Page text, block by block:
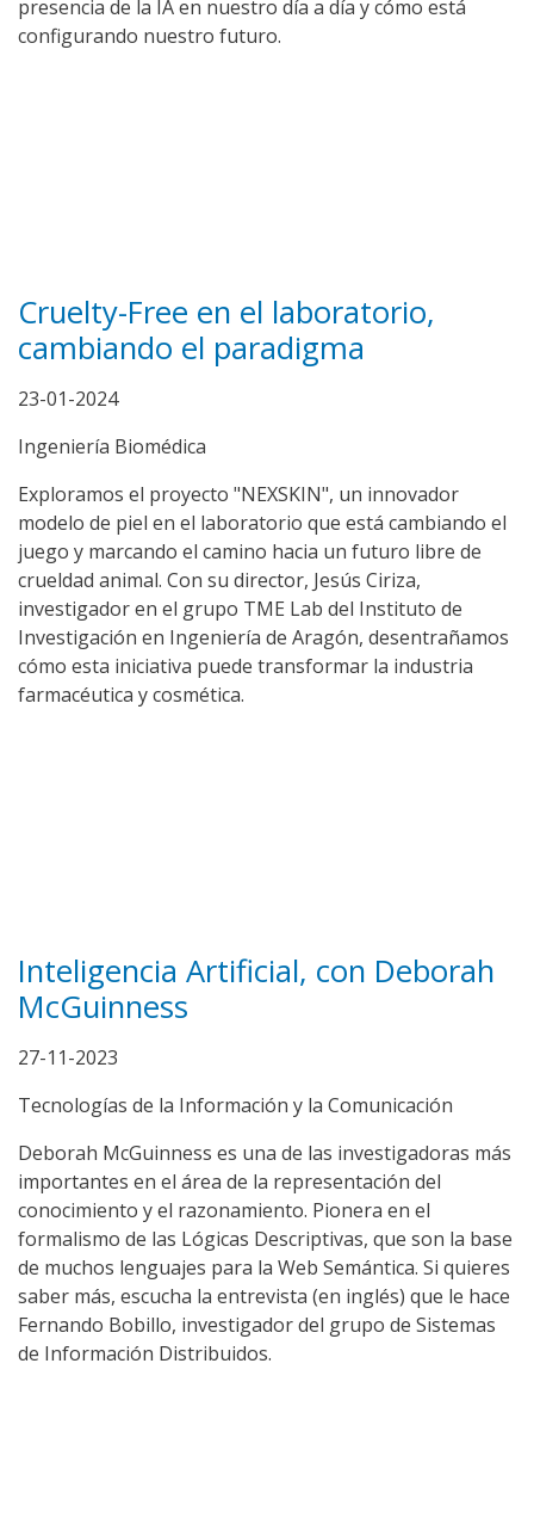
presencia de la IA en nuestro día a día y cómo está
configurando nuestro futuro.
Cruelty-Free en el laboratorio,
cambiando el paradigma
23-01-2024
Ingeniería Biomédica
Exploramos el proyecto "NEXSKIN", un innovador
modelo de piel en el laboratorio que está cambiando el
juego y marcando el camino hacia un futuro libre de
crueldad animal. Con su director, Jesús Ciriza,
investigador en el grupo TME Lab del Instituto de
Investigación en Ingeniería de Aragón, desentrañamos
cómo esta iniciativa puede transformar la industria
farmacéutica y cosmética.
Inteligencia Artificial, con Deborah
McGuinness
27-11-2023
Tecnologías de la Información y la Comunicación
Deborah McGuinness es una de las investigadoras más
importantes en el área de la representación del
conocimiento y el razonamiento. Pionera en el
formalismo de las Lógicas Descriptivas, que son la base
de muchos lenguajes para la Web Semántica. Si quieres
saber más, escucha la entrevista (en inglés) que le hace
Fernando Bobillo, investigador del grupo de Sistemas
de Información Distribuidos.